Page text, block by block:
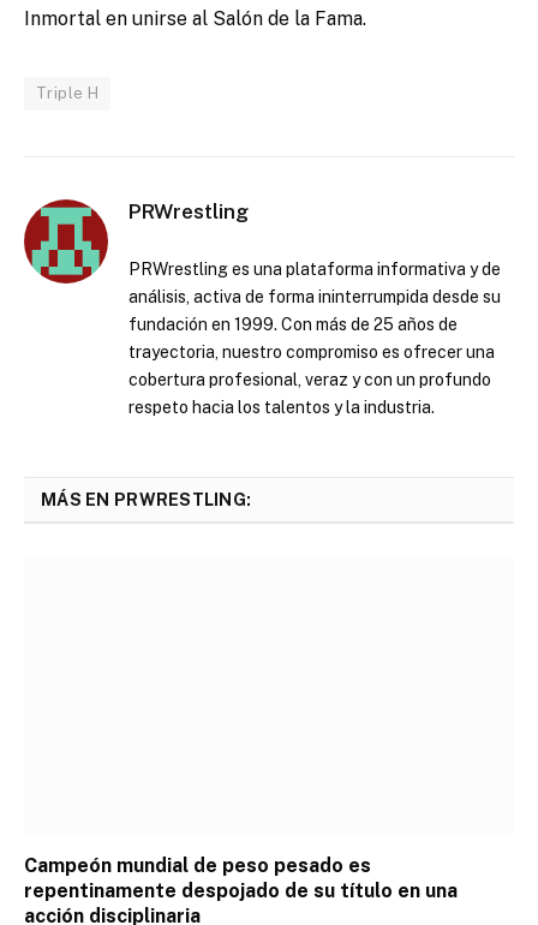
Inmortal en unirse al Salón de la Fama.
Triple H
PRWrestling
PRWrestling es una plataforma informativa y de
análisis, activa de forma ininterrumpida desde su
fundación en 1999. Con más de 25 años de
trayectoria, nuestro compromiso es ofrecer una
cobertura profesional, veraz y con un profundo
respeto hacia los talentos y la industria.
MÁS EN PRWRESTLING:
Campeón mundial de peso pesado es
repentinamente despojado de su título en una
acción disciplinaria